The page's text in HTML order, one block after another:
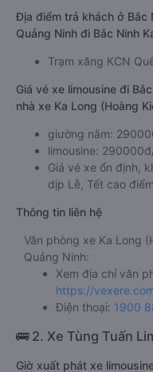
Hạ Long - Quảng Ninh đi
Quảng Ninh đi Bắc Ninh
Giá vé xe limousine đi
nhà xe Ka Long (Hoàng
giường nằm:
limousine: 290000đ/
dịp Lễ, Tết cao
Thông tin liên hệ
Văn phòng xe Ka Long
Quảng Ninh:
Xem địa chỉ văn
https://
Điện thoại:1900